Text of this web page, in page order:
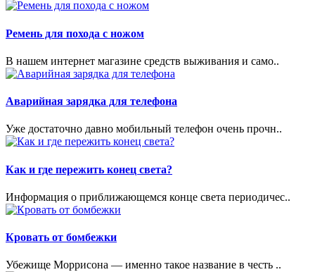
Ремень для похода с ножом
В нашем интернет магазине средств выживания и само..
Аварийная зарядка для телефона
Уже достаточно давно мобильный телефон очень прочн..
Как и где пережить конец света?
Информация о приближающемся конце света периодичес..
Кровать от бомбежки
Убежище Моррисона — именно такое название в честь ..